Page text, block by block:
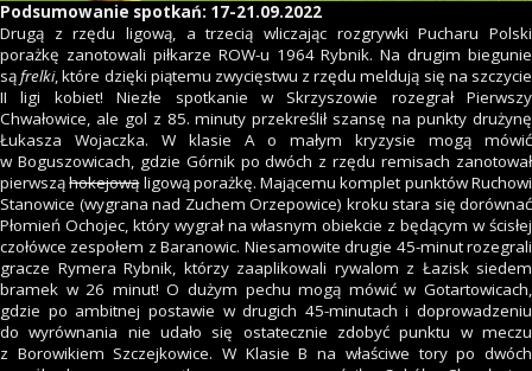
Podsumowanie spotkań: 17-21.09.2022
Drugą z rzędu ligową, a trzecią wliczając rozgrywki Pucharu Polski
porażkę zanotowali piłkarze ROW-u 1964 Rybnik. Na drugim biegunie
sąfrelki, które dzięki piątemu zwycięstwu z rzędu meldują się na szczycie
II ligi kobiet! Niezłe spotkanie w Skrzyszowie rozegrał Pierwszy
Chwałowice, ale gol z 85. minuty przekreślił szansę na punkty drużynę
Łukasza Wojaczka. W klasie A o małym kryzysie mogą mówić
w Boguszowicach, gdzie Górnik po dwóch z rzędu remisach zanotował
pierwsząhokejowąligową porażkę. Mającemu komplet punktów Ruchowi
Stanowice (wygrana nad Zuchem Orzepowice) kroku stara się dorównać
Płomień Ochojec, który wygrał na własnym obiekcie z będącym w ścisłej
czołówce zespołem z Baranowic. Niesamowite drugie 45-minut rozegrali
gracze Rymera Rybnik, którzy zaaplikowali rywalom z Łazisk siedem
bramek w 26 minut! O dużym pechu mogą mówić w Gotartowicach,
gdzie po ambitnej postawie w drugich 45-minutach i doprowadzeniu
do wyrównania nie udało się ostatecznie zdobyć punktu w meczu
z Borowikiem Szczejkowice. W Klasie B na właściwe tory po dwóch